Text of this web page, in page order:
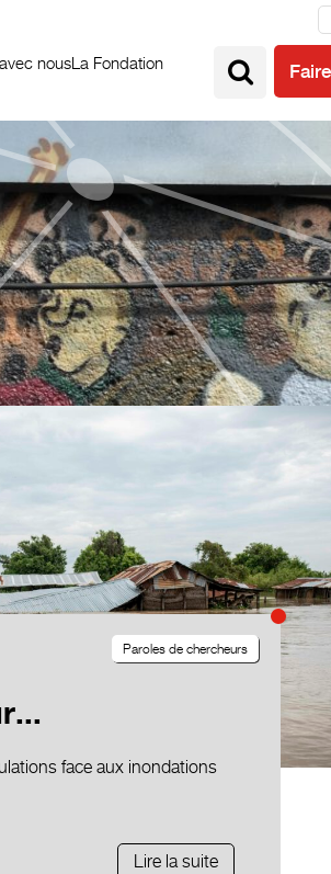
nousLa Fondation
Paroles de chercheurs
face aux inondations
Lire la suite